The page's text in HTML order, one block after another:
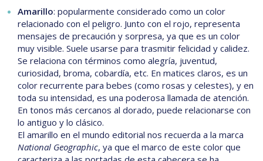
Amarillo: popularmente considerado como un color
relacionado con el peligro. Junto con el rojo, representa
mensajes de precaución y sorpresa, ya que es un color
muy visible. Suele usarse para trasmitir felicidad y calidez.
Se relaciona con términos como alegría, juventud,
curiosidad, broma, cobardía, etc. En matices claros, es un
color recurrente para bebes (como rosas y celestes), y en
toda su intensidad, es una poderosa llamada de atención.
En tonos más cercanos al dorado, puede relacionarse con
lo antiguo y lo clásico.
El amarillo en el mundo editorial nos recuerda a la marca
National Geographic, ya que el marco de este color que